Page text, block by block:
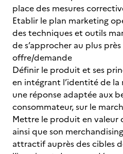
place des mesures
Etablir le plan marketing
des techniques et outils
de s’approcher au plus
offre/demande
Définir le produit et ses
en intégrant l’identité de
une réponse adaptée aux
consommateur, sur le
Mettre le produit en valeur
ainsi que son
attractif auprès des cibles